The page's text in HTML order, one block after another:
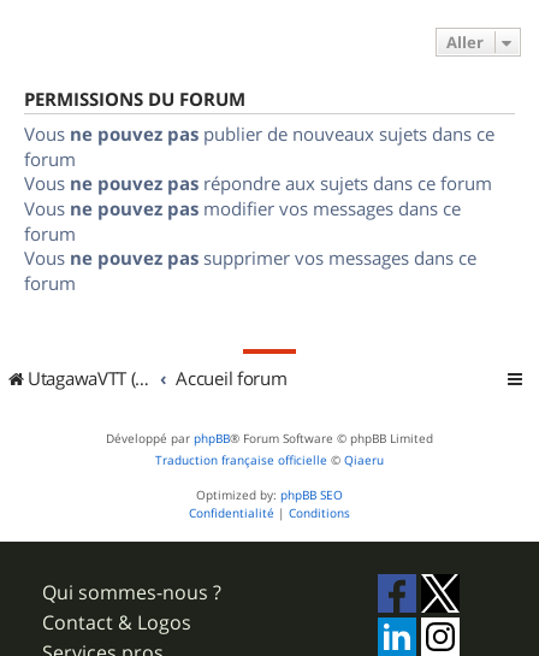
Aller
PERMISSIONS DU FORUM
Vous ne pouvez pas publier de nouveaux sujets dans ce
forum
Vous ne pouvez pas répondre aux sujets dans ce forum
Vous ne pouvez pas modifier vos messages dans ce
forum
Vous ne pouvez pas supprimer vos messages dans ce
forum
UtagawaVTT (Randos VTT et VTTAE avec traces GPS) Accueil forum
Développé par phpBB® Forum Software © phpBB Limited
Traduction française officielle © Qiaeru
Optimized by: phpBB SEO
Confidentialité | Conditions
Qui sommes-nous ?
Contact & Logos